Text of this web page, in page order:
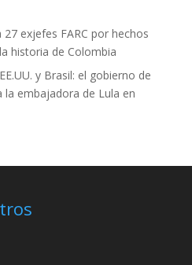
exjefes FARC por hechos
historia de Colombia
y Brasil: el gobierno de
la embajadora de Lula en